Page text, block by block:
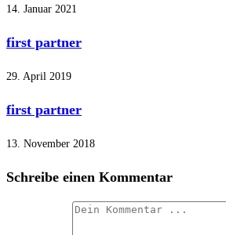
14. Januar 2021
first partner
29. April 2019
first partner
13. November 2018
Schreibe einen Kommentar